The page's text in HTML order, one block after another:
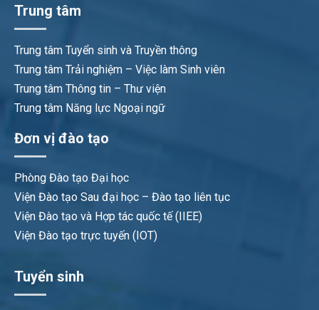
Trung tâm
Trung tâm Tuyển sinh và Truyền thông
Trung tâm Trải nghiệm – Việc làm Sinh viên
Trung tâm Thông tin – Thư viện
Trung tâm Năng lực Ngoại ngữ
Đơn vị đào tạo
Phòng Đào tạo Đại học
Viện Đào tạo Sau đại học – Đào tạo liên tục
Viện Đào tạo và Hợp tác quốc tế (IIEE)
Viện Đào tạo trực tuyến (IOT)
Tuyển sinh